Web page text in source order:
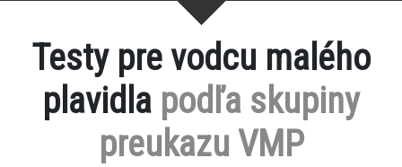
Testy pre vodcu malého
plavidla podľa skupiny
preukazu VMP